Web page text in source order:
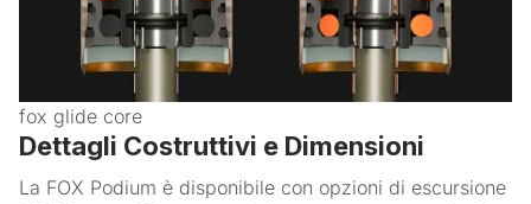
fox glide core
Dettagli Costruttivi e Dimensioni
La FOX Podium è disponibile con opzioni di escursione